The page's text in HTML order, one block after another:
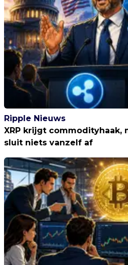
Ripple Nieuws
XRP krijgt commodityhaak,
sluit niets vanzelf af